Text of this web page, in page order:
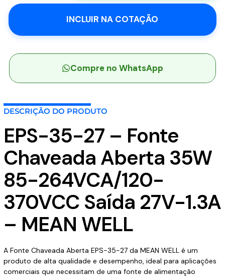
Fonte
Chaveada
35W
264VCA/120-
27V-
MEAN
WELL
quantidade
INCLUIR NA COTAÇÃO
Compre no WhatsApp
DESCRIÇÃO DO PRODUTO
EPS-35-27 – Fonte
Chaveada Aberta 35W
85-264VCA/120-
370VCC Saída 27V-1.3A
– MEAN WELL
A Fonte Chaveada Aberta EPS-35-27 da MEAN WELL é um
produto de alta qualidade e desempenho, ideal para aplicações
comerciais que necessitam de uma fonte de alimentação